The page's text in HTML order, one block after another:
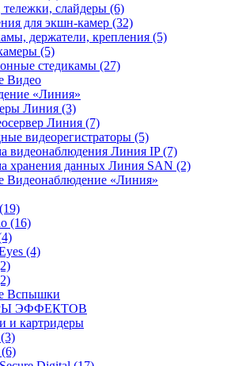
слайдеры (6)
для экшн-камер (32)
держатели, крепления (5)
(5)
стедикамы (27)
Видео
«Линия»
Линия (3)
Линия (7)
видеорегистраторы (5)
видеонаблюдения Линия IP (7)
хранения данных Линия SAN (2)
Видеонаблюдение «Линия»
(16)
(4)
Вспышки
ЭФФЕКТОВ
и картридеры